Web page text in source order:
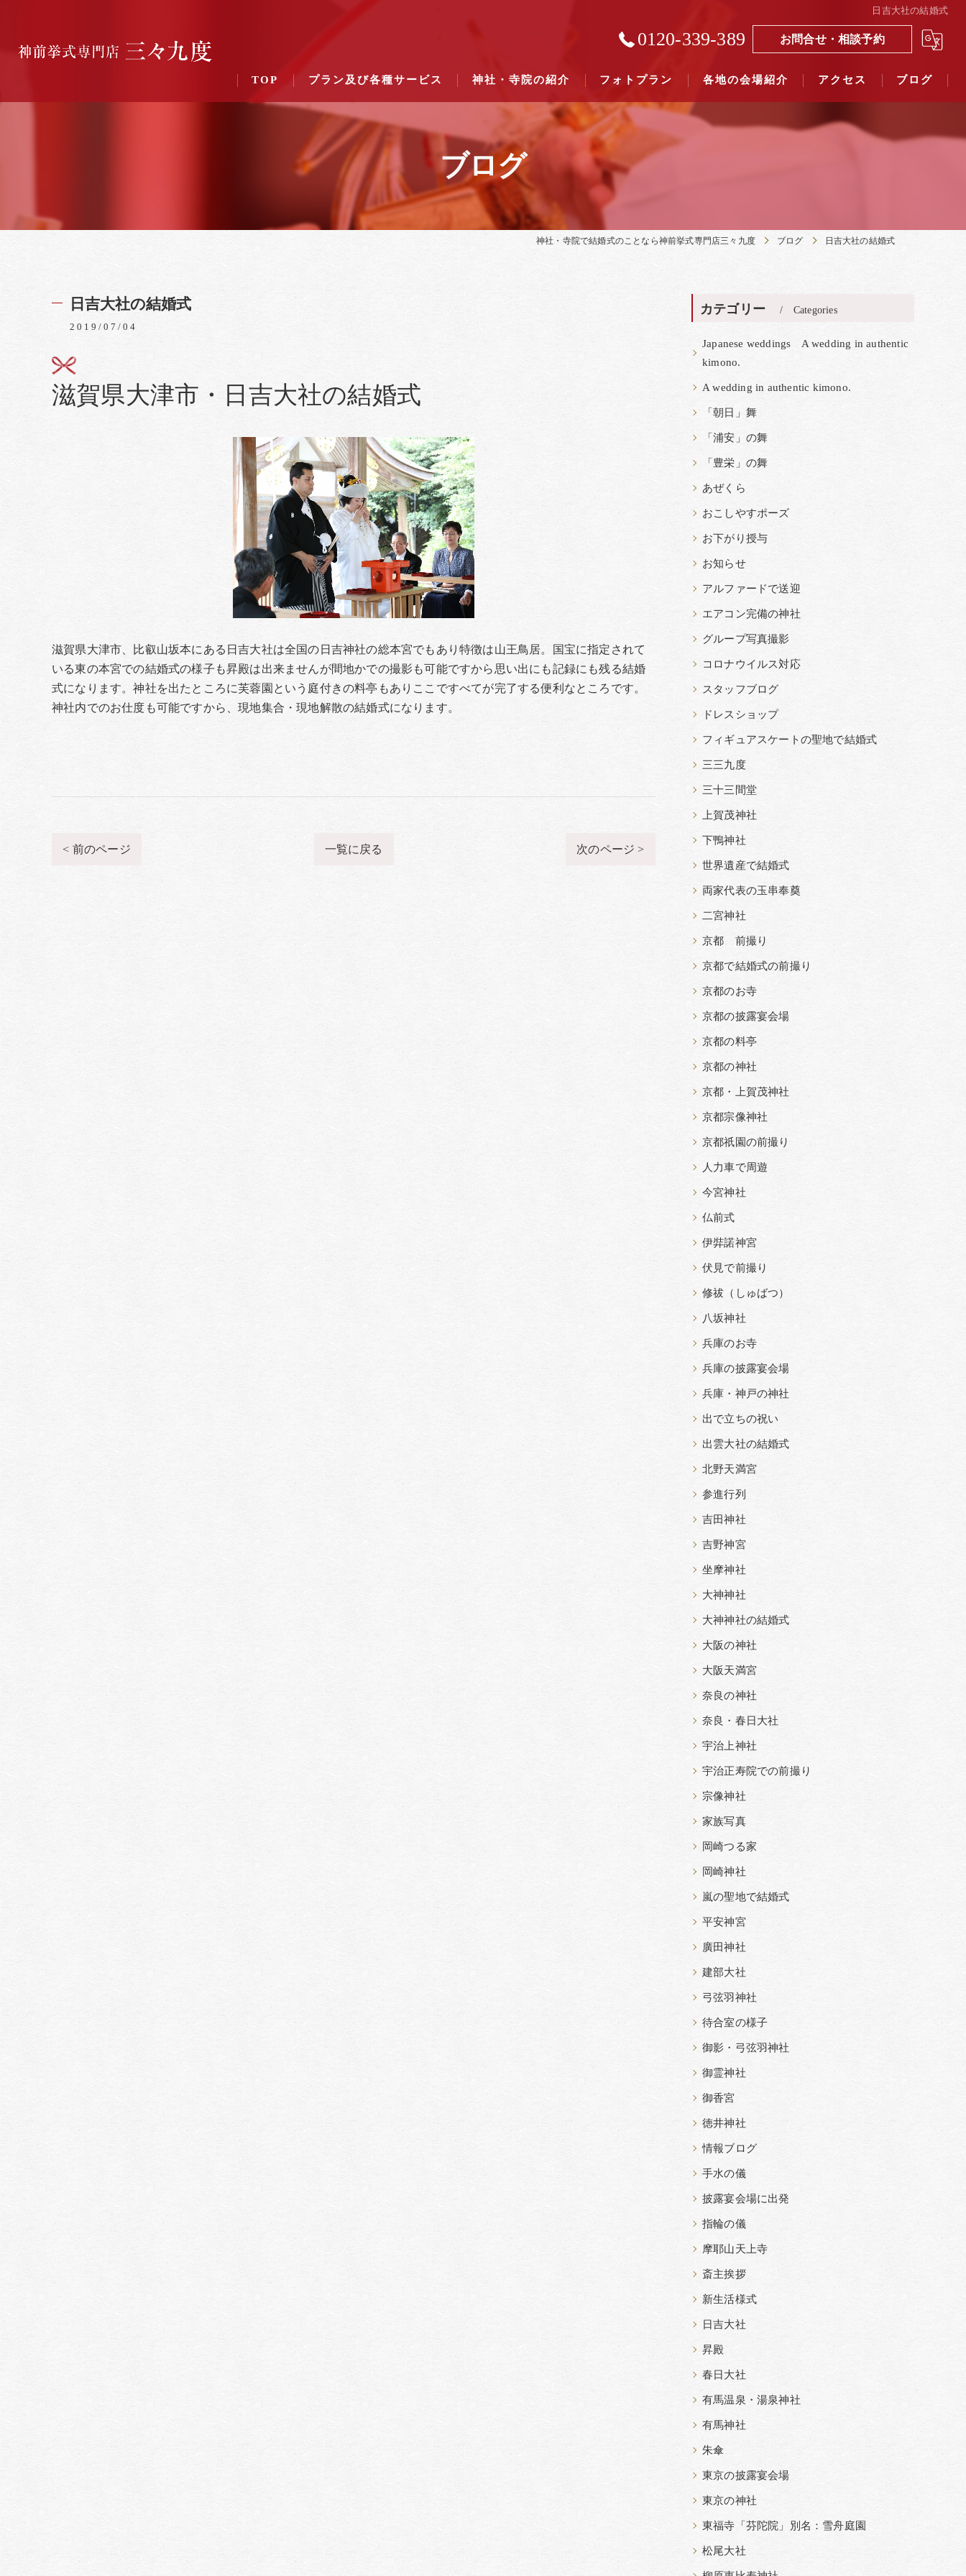
日吉大社の結婚式
0120-339-389 お問合せ・相談予約
TOP プラン及び各種サービス 神社・寺院の紹介
結婚式のできる東京都下の神社一覧（４０社寺）｜三々九度東京
結婚式のできる関東六県の神社一覧（７５社）県別表示｜三々九度東京
フォトプラン 各地の会場紹介 アクセス ブログ
ブログ
神社・寺院で結婚式のことなら神前挙式専門店三々九度 ブログ 日吉大社の結婚式
日吉大社の結婚式
2019/07/04
滋賀県大津市・日吉大社の結婚式
滋賀県大津市、比叡山坂本にある日吉大社は全国の日吉神社の総本宮でもあり特徴は山王鳥居。国宝に指定されて
いる東の本宮での結婚式の様子も昇殿は出来ませんが間地かでの撮影も可能ですから思い出にも記録にも残る結婚
式になります。神社を出たところに芙蓉園という庭付きの料亭もありここですべてが完了する便利なところです。
神社内でのお仕度も可能ですから、現地集合・現地解散の結婚式になります。
< 前のページ 一覧に戻る 次のページ >
カテゴリー Categories
Japanese weddings A wedding in authentic
kimono.
A wedding in authentic kimono.
「朝日」舞
「浦安」の舞
「豊栄」の舞
あぜくら
おこしやすポーズ
お下がり授与
お知らせ
アルファードで送迎
エアコン完備の神社
グループ写真撮影
コロナウイルス対応
スタッフブログ
ドレスショップ
フィギュアスケートの聖地で結婚式
三三九度
三十三間堂
上賀茂神社
下鴨神社
世界遺産で結婚式
両家代表の玉串奉奠
二宮神社
京都 前撮り
京都で結婚式の前撮り
京都のお寺
京都の披露宴会場
京都の料亭
京都の神社
京都・上賀茂神社
京都宗像神社
京都祇園の前撮り
人力車で周遊
今宮神社
仏前式
伊弉諾神宮
伏見で前撮り
修祓（しゅばつ）
八坂神社
兵庫のお寺
兵庫の披露宴会場
兵庫・神戸の神社
出で立ちの祝い
出雲大社の結婚式
北野天満宮
参進行列
吉田神社
吉野神宮
坐摩神社
大神神社
大神神社の結婚式
大阪の神社
大阪天満宮
奈良の神社
奈良・春日大社
宇治上神社
宇治正寿院での前撮り
宗像神社
家族写真
岡崎つる家
岡崎神社
嵐の聖地で結婚式
平安神宮
廣田神社
建部大社
弓弦羽神社
待合室の様子
御影・弓弦羽神社
御霊神社
御香宮
徳井神社
情報ブログ
手水の儀
披露宴会場に出発
指輪の儀
摩耶山天上寺
斎主挨拶
新生活様式
日吉大社
昇殿
春日大社
有馬温泉・湯泉神社
有馬神社
朱傘
東京の披露宴会場
東京の神社
東福寺「芬陀院」別名：雪舟庭園
松尾大社